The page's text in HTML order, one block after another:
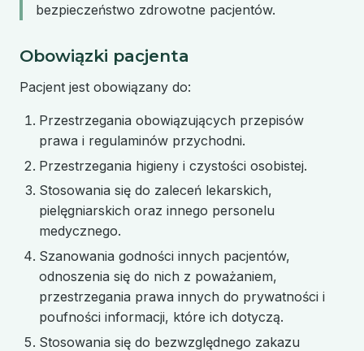
bezpieczeństwo zdrowotne pacjentów.
Obowiązki pacjenta
Pacjent jest obowiązany do:
Przestrzegania obowiązujących przepisów
prawa i regulaminów przychodni.
Przestrzegania higieny i czystości osobistej.
Stosowania się do zaleceń lekarskich,
pielęgniarskich oraz innego personelu
medycznego.
Szanowania godności innych pacjentów,
odnoszenia się do nich z poważaniem,
przestrzegania prawa innych do prywatności i
poufności informacji, które ich dotyczą.
Stosowania się do bezwzględnego zakazu